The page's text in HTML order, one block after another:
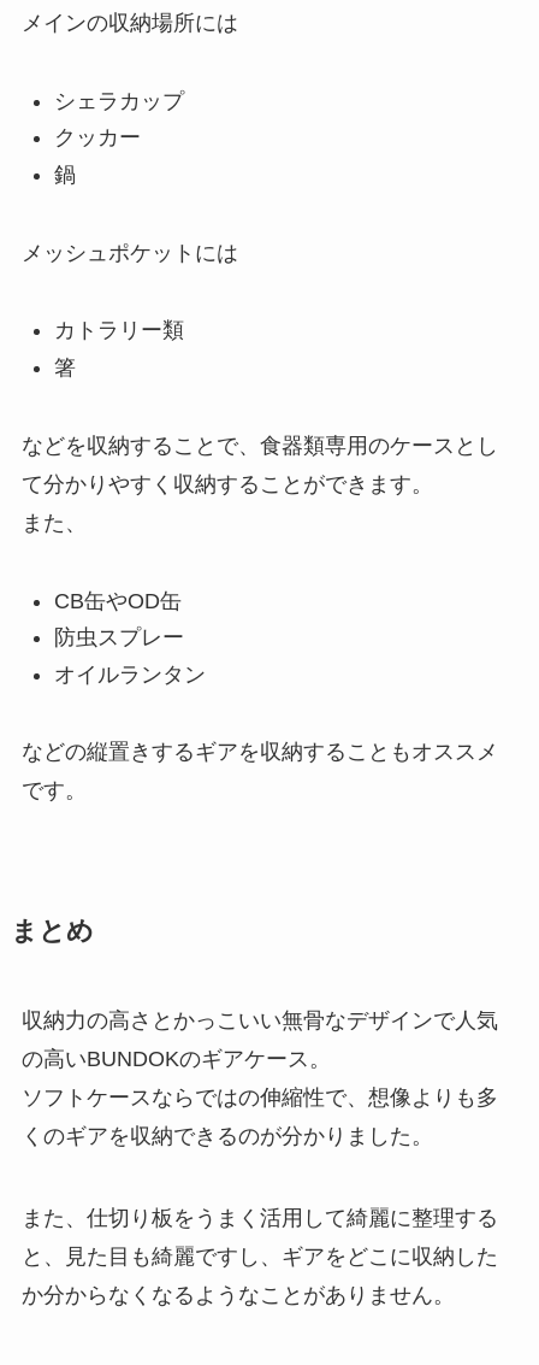
メインの収納場所には
シェラカップ
クッカー
鍋
メッシュポケットには
カトラリー類
箸
などを収納することで、食器類専用のケースとし
て分かりやすく収納することができます。
また、
CB缶やOD缶
防虫スプレー
オイルランタン
などの縦置きするギアを収納することもオススメ
です。
まとめ
収納力の高さとかっこいい無骨なデザインで人気
の高いBUNDOKのギアケース。
ソフトケースならではの伸縮性で、想像よりも多
くのギアを収納できるのが分かりました。
また、仕切り板をうまく活用して綺麗に整理する
と、見た目も綺麗ですし、ギアをどこに収納した
か分からなくなるようなことがありません。